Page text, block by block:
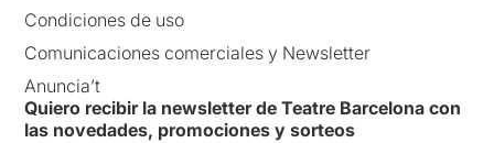
Condiciones de uso
Comunicaciones comerciales y Newsletter
Anuncia’t
Quiero recibir la newsletter de Teatre Barcelona con
las novedades, promociones y sorteos